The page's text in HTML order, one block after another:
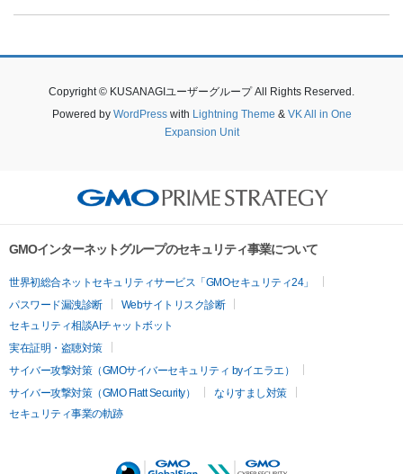
Copyright © KUSANAGIユーザーグループ All Rights Reserved.
Powered by WordPresswith Lightning Theme & VK All in One
Expansion Unit
GMOインターネットグループのセキュリティ事業について
世界初総合ネットセキュリティサービス「GMOセキュリティ24」
パスワード漏洩診断
Webサイトリスク診断
セキュリティ相談AIチャットボット
実在証明・盗聴対策
サイバー攻撃対策（GMOサイバーセキュリティ byイエラエ）
サイバー攻撃対策（GMO Flatt Security）
なりすまし対策
セキュリティ事業の軌跡